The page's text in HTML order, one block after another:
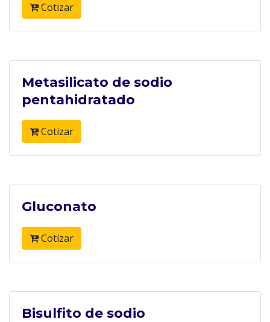
Cotizar
Metasilicato de sodio
pentahidratado
Cotizar
Gluconato
Cotizar
Bisulfito de sodio